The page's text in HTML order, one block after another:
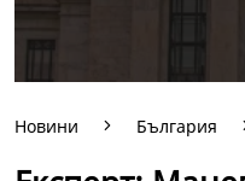
Новини България